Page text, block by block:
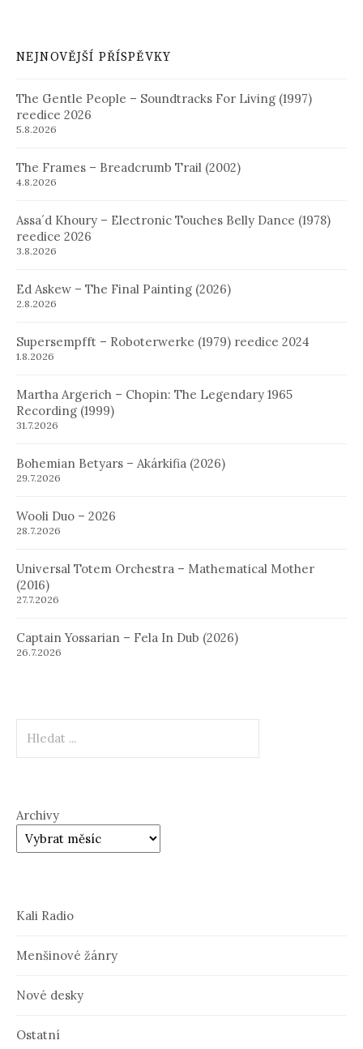
NEJNOVĚJŠÍ PŘÍSPĚVKY
The Gentle People – Soundtracks For Living (1997)
reedice 2026
5.8.2026
The Frames – Breadcrumb Trail (2002)
4.8.2026
Assa´d Khoury – Electronic Touches Belly Dance (1978)
reedice 2026
3.8.2026
Ed Askew – The Final Painting (2026)
2.8.2026
Supersempfft – Roboterwerke (1979) reedice 2024
1.8.2026
Martha Argerich – Chopin: The Legendary 1965
Recording (1999)
31.7.2026
Bohemian Betyars – Akárkifia (2026)
29.7.2026
Wooli Duo – 2026
28.7.2026
Universal Totem Orchestra – Mathematical Mother
(2016)
27.7.2026
Captain Yossarian – Fela In Dub (2026)
26.7.2026
Archivy
Kali Radio
Menšinové žánry
Nové desky
Ostatní